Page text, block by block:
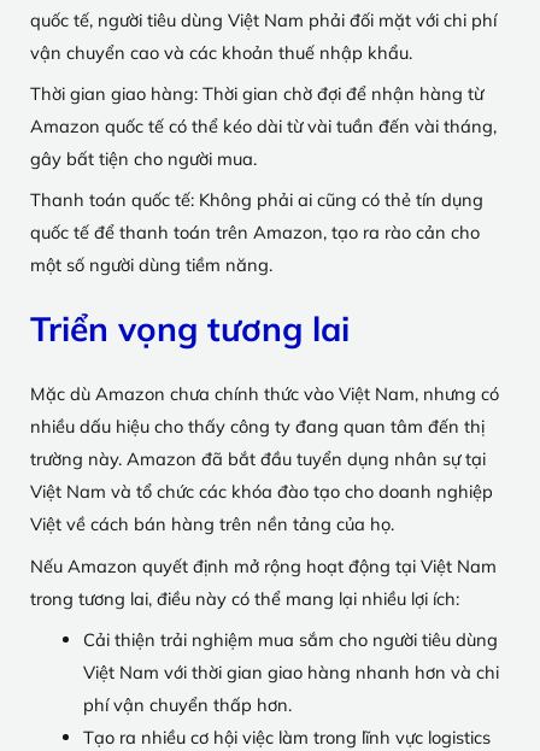
quốc tế, người tiêu dùng Việt Nam phải đối mặt với chi phí
vận chuyển cao và các khoản thuế nhập khẩu.
Thời gian giao hàng: Thời gian chờ đợi để nhận hàng từ
Amazon quốc tế có thể kéo dài từ vài tuần đến vài tháng,
gây bất tiện cho người mua.
Thanh toán quốc tế: Không phải ai cũng có thẻ tín dụng
quốc tế để thanh toán trên Amazon, tạo ra rào cản cho
một số người dùng tiềm năng.
Triển vọng tương lai
Mặc dù Amazon chưa chính thức vào Việt Nam, nhưng có
nhiều dấu hiệu cho thấy công ty đang quan tâm đến thị
trường này. Amazon đã bắt đầu tuyển dụng nhân sự tại
Việt Nam và tổ chức các khóa đào tạo cho doanh nghiệp
Việt về cách bán hàng trên nền tảng của họ.
Nếu Amazon quyết định mở rộng hoạt động tại Việt Nam
trong tương lai, điều này có thể mang lại nhiều lợi ích:
Cải thiện trải nghiệm mua sắm cho người tiêu dùng
Việt Nam với thời gian giao hàng nhanh hơn và chi
phí vận chuyển thấp hơn.
Tạo ra nhiều cơ hội việc làm trong lĩnh vực logistics